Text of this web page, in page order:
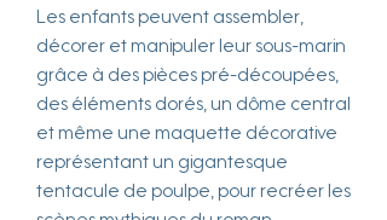
Les enfants peuvent assembler,
décorer et manipuler leur sous-marin
grâce à des pièces pré-découpées,
des éléments dorés, un dôme central
et même une maquette décorative
représentant un gigantesque
tentacule de poulpe, pour recréer les